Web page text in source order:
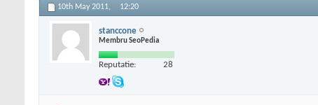
10th May 2011, 12:20
stanccone
Membru SeoPedia
Reputatie: 28